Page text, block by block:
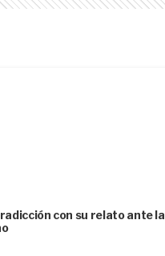
con su relato ante la